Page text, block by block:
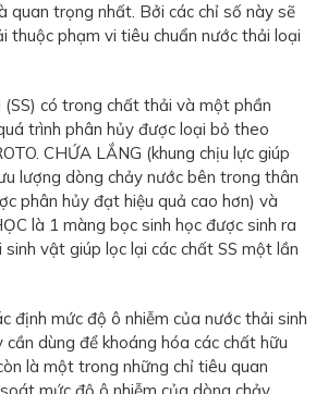
quan trọng nhất. Bởi các chỉ số này sẽ
thuộc phạm vi tiêu chuẩn nước thải loại
(SS) có trong chất thải và một phần
trình phân hủy được loại bỏ theo
CHỨA LẮNG (khung chịu lực giúp
lượng dòng chảy nước bên trong thân
phân hủy đạt hiệu quả cao hơn) và
là 1 màng bọc sinh học được sinh ra
vật giúp lọc lại các chất SS một lần
định mức độ ô nhiễm của nước thải sinh
dùng để khoáng hóa các chất hữu
là một trong những chỉ tiêu quan